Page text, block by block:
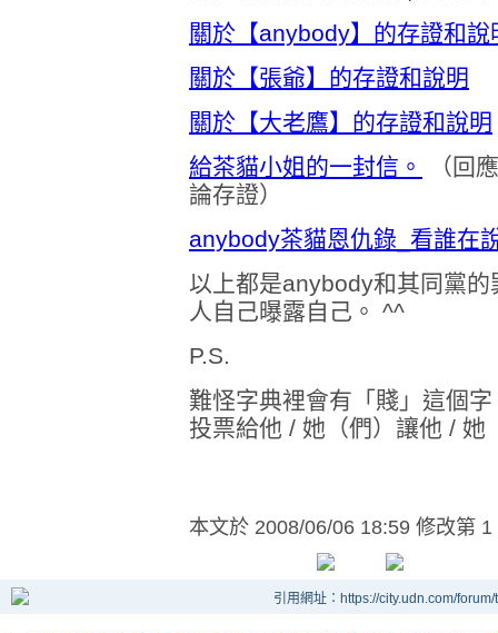
關於【anybody】的存證和說
關於【張爺】的存證和說明
關於【大老鷹】的存證和說明
給茶貓小姐的一封信。
（回
論存證）
anybody茶貓恩仇錄_看誰在
以上都是anybody和其同黨
人自己曝露自己。 ^^
P.S.
難怪字典裡會有「賤」這個
投票給他 / 她（們）讓他 / 她
本文於 2008/06/06 18:59 修改第 1
引用網址：https://city.udn.com/